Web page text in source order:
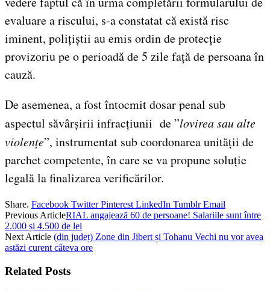
evaluare a riscului, s-a constatat că există risc
iminent, polițiștii au emis ordin de protecție
provizoriu pe o perioadă de 5 zile față de persoana în
cauză.
De asemenea, a fost întocmit dosar penal sub
aspectul săvârșirii infracțiunii de ”lovirea sau alte
violențe”, instrumentat sub coordonarea unității de
parchet competente, în care se va propune soluție
legală la finalizarea verificărilor.
Share. Facebook Twitter Pinterest LinkedIn Tumblr Email
Previous ArticleRIAL angajează 60 de persoane! Salariile sunt între
2.000 și 4.500 de lei
Next Article (din județ) Zone din Jibert și Tohanu Vechi nu vor avea
astăzi curent câteva ore
Related Posts